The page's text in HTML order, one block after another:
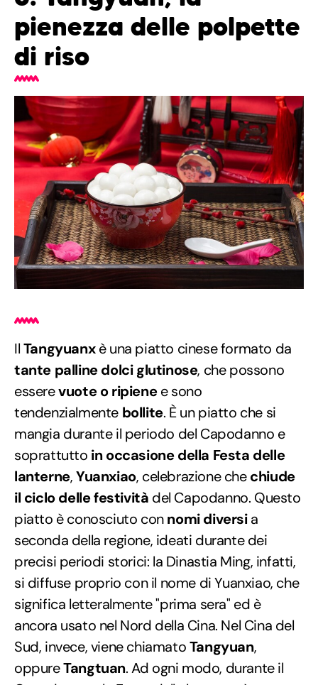
pienezza delle polpette
di riso
IlTangyuanxè una piatto cinese formato da
tante palline dolci glutinose, che possono
esserevuote o ripienee sono
tendenzialmente bollite. È un piatto che si
mangia durante il periodo del Capodanno e
soprattutto in occasione della Festa delle
lanterne,Yuanxiao, celebrazione chechiude
il ciclo delle festività del Capodanno. Questo
piatto è conosciuto connomi diversia
seconda della regione, ideati durante dei
precisi periodi storici: la Dinastia Ming, infatti,
si diffuse proprio con il nome di Yuanxiao, che
significa letteralmente "prima sera" ed è
ancora usato nel Nord della Cina. Nel Cina del
Sud, invece, viene chiamatoTangyuan,
oppureTangtuan. Ad ogni modo, durante il